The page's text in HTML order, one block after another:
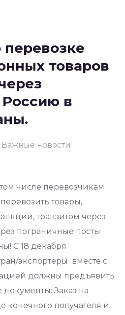
товаров
Россию в
Важные новости
числе перевозчикам
товары,
транзитом через
пограничные посты
С 18 декабря
экспортеры вместе с
должны предъявить
Заказ на
конечного получателя и